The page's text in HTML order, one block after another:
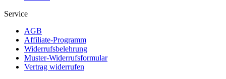
Service
AGB
Affiliate-Programm
Widerrufsbelehrung
Muster-Widerrufsformular
Vertrag widerrufen